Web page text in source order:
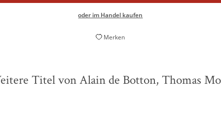
oder im Handel kaufen
Merken
Titel von Alain de Botton, Thomas